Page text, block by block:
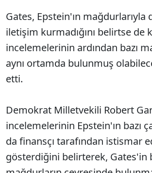
Gates, Epstein'ın mağdurlarıyla
iletişim kurmadığını belirtse de
incelemelerinin ardından bazı
aynı ortamda bulunmuş
etti.
Demokrat Milletvekili Robert
incelemelerinin Epstein'ın bazı
da finansçı tarafından istismar
gösterdiğini belirterek, Gates'in